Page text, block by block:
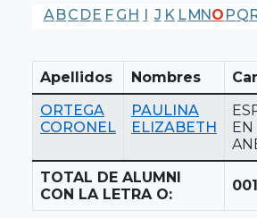
A BC DE F G H I J K LMNO PQ
Apellidos Nombres
ORTEGA
CORONEL
PAULINA
ELIZABETH
EN
TOTAL DE ALUMNI
CON LA LETRA O:
001